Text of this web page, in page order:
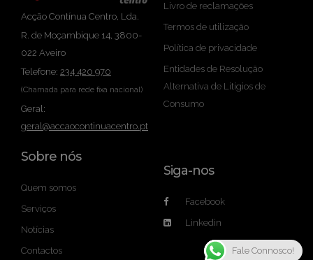
Acção Contínua Centro, Lda.
R. de Moçambique 14, 3800-
022 Aveiro
Telefone: 234 420 970
(Chamada para rede fixa nacional)
Geral:
geral@accaocontinuacentro.pt
Livro de reclamações
Termos de utilização
Política de privacidade
Entidades de Resolução
Alternativa de Litígios de
Consumo
Sobre nós
Quem somos
Serviços
Notícias
Contactos
Siga-nos
Facebook
Linkedin
Fale Connosco!